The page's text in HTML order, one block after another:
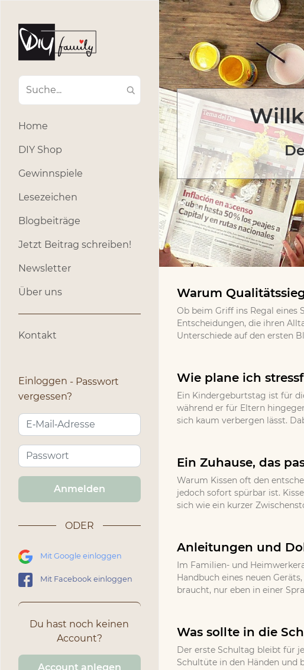
Home
DIY Shop
Gewinnspiele
Lesezeichen
Blogbeiträge
Jetzt Beitrag schreiben!
Newsletter
Über uns
Kontakt
Einloggen
Passwort
vergessen?
Anmelden
ODER
Mit Google einloggen
Mit Facebook einloggen
Du hast noch keinen
Account?
Account anlegen
Warum
Ob beim Griff ins Regal eines
Entscheidungen, die ihren
Unterschiede auf den ersten
Wie plane ich
Ein Kindergeburtstag ist für
während er für Eltern
sich kaum verbergen lässt.
Ein Zuhause, das
Warum Kissen oft den
jedoch sofort spürbar ist.
sich wie ein kurzer
Anleitungen und
Im Familien- und
Handbuch eines neuen
braucht, nur eben in einer
Was sollte in die
Der erste Schultag bleibt für
Schultüte in den Händen und